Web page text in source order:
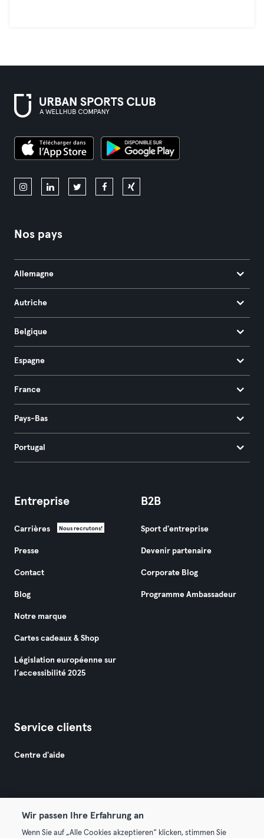
Nos pays
Allemagne
Autriche
Belgique
Espagne
France
Pays-Bas
Portugal
Entreprise
Carrières Nous recrutons!
Presse
Contact
Blog
Notre marque
Cartes cadeaux & Shop
Législation européenne sur
l’accessibilité 2025
B2B
Sport d'entreprise
Devenir partenaire
Corporate Blog
Programme Ambassadeur
Service clients
Centre d'aide
© 2026 Urban Sports Group GmbH. All rights reserved.
Wir passen Ihre Erfahrung an
Wenn Sie auf „Alle Cookies akzeptieren“ klicken, stimmen Sie